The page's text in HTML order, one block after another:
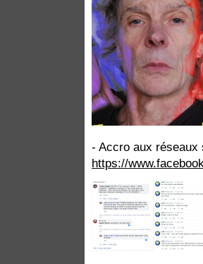
- Accro aux réseaux
https://